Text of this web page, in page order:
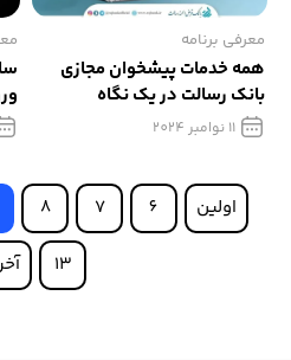
معرفی برنامه
همه خدمات پیشخوان مجازی
بانک رسالت در یک نگاه
11 نوامبر 2024
اولین 6
7
8
13